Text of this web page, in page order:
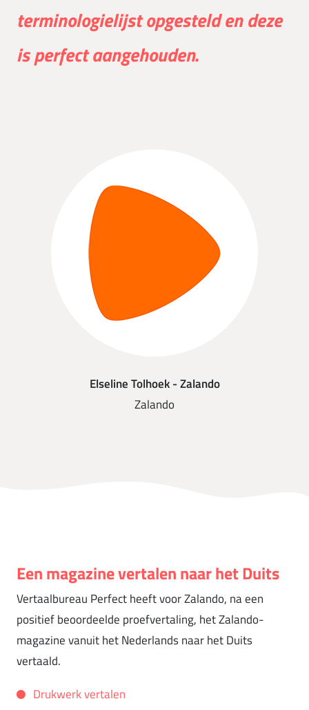
terminologielijst opgesteld en deze
is perfect aangehouden.
Elseline Tolhoek - Zalando
Zalando
Een magazine vertalen naar het Duits
Vertaalbureau Perfect heeft voor Zalando, na een
positief beoordeelde proefvertaling, het Zalando-
magazine vanuit het Nederlands naar het Duits
vertaald.
Drukwerk vertalen